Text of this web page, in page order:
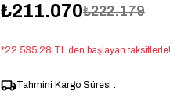
₺211.070₺222.179
*22.535,28 TL den başlayan taksitlerle!
Tahmini Kargo Süresi :